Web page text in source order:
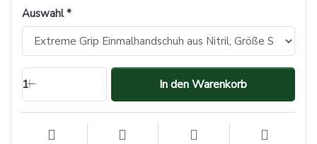
Auswahl
1 In den Warenkorb